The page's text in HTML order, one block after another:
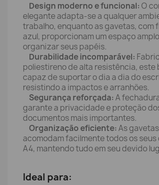
Design moderno e funcional:O
elegante adapta-se a qualquer
trabalho, enquanto as gavetas, com
azul, proporcionam um espaço
organizar seus papéis.
Durabilidade incomparável:
poliestireno de alta resistência, este
capaz de suportar o dia a dia do
resistindo a impactos e arranhões.
Segurança reforçada:A
garante a privacidade e proteção
documentos mais importantes.
Organização eficiente:As
acomodam facilmente todos os
A4, mantendo tudo em seu devido
Ideal para: